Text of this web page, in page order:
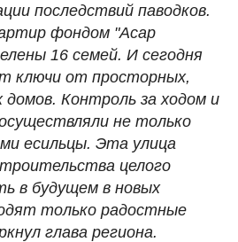
последствий паводков.
фондом "Асар
16 семей. И сегодня
ключи от просторных,
Контроль за ходом и
не только
есильцы. Эта улица
целого
в будущем в новых
только радостные
глава региона.